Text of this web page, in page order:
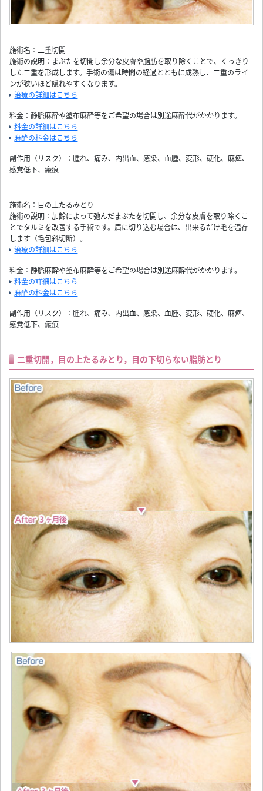
施術名：二重切開
施術の説明：まぶたを切開し余分な皮膚や脂肪を取り除くことで、くっきり
した二重を形成します。手術の傷は時間の経過とともに成熟し、二重のライ
ンが狭いほど隠れやすくなります。
治療の詳細はこちら
料金：静脈麻酔や塗布麻酔等をご希望の場合は別途麻酔代がかかります。
料金の詳細はこちら
麻酔の料金はこちら
副作用（リスク）：腫れ、痛み、内出血、感染、血腫、変形、硬化、麻痺、
感覚低下、瘢痕
施術名：目の上たるみとり
施術の説明：加齢によって弛んだまぶたを切開し、余分な皮膚を取り除くこ
とでタルミを改善する手術です。眉に切り込む場合は、出来るだけ毛を温存
します（毛包斜切断）。
治療の詳細はこちら
料金：静脈麻酔や塗布麻酔等をご希望の場合は別途麻酔代がかかります。
料金の詳細はこちら
麻酔の料金はこちら
副作用（リスク）：腫れ、痛み、内出血、感染、血腫、変形、硬化、麻痺、
感覚低下、瘢痕
二重切開，目の上たるみとり，目の下切らない脂肪とり